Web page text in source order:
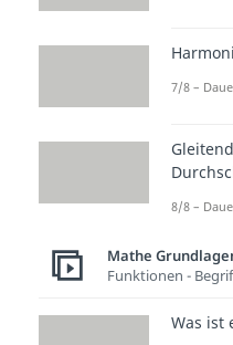
Nach
Studyflix
Stell dir
davon
grün
7/8 –
8/8 –
Mathe
Funktionen -
Was ist